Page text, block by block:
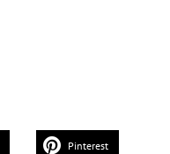
Pinterest